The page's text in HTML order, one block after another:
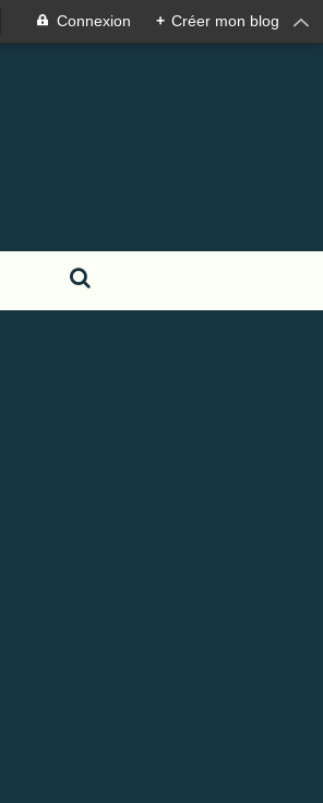
Connexion + Créer mon blog